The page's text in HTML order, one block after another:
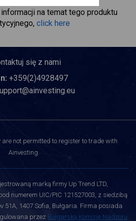
na temat tego produktu
click here
się z nami
+359(2)4928497
are not permitted to register to trade with
Ainvesting.
marką firmy Up Trend LTD,
numerem UIC/PIC 121527003, z siedzibą
51A, 1407 Sofia, Bułgaria. Firma posiada
przez Bułgarską Komisję Nadzoru